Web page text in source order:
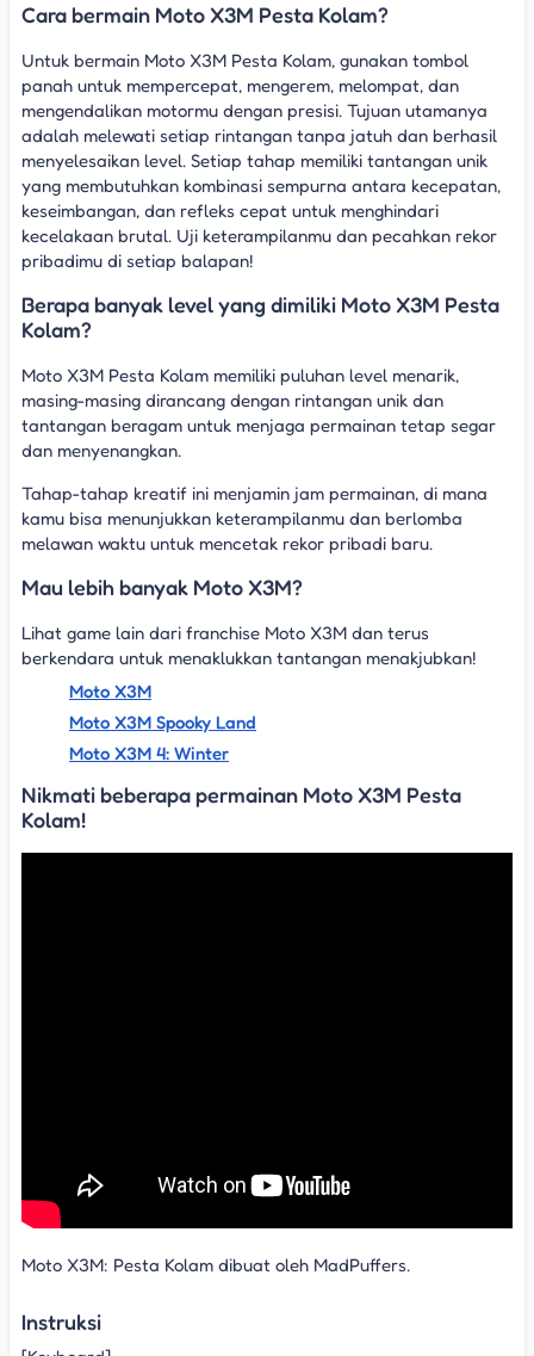
Cara bermain Moto X3M Pesta Kolam?
Untuk bermain Moto X3M Pesta Kolam, gunakan tombol
panah untuk mempercepat, mengerem, melompat, dan
mengendalikan motormu dengan presisi. Tujuan utamanya
adalah melewati setiap rintangan tanpa jatuh dan berhasil
menyelesaikan level. Setiap tahap memiliki tantangan unik
yang membutuhkan kombinasi sempurna antara kecepatan,
keseimbangan, dan refleks cepat untuk menghindari
kecelakaan brutal. Uji keterampilanmu dan pecahkan rekor
pribadimu di setiap balapan!
Berapa banyak level yang dimiliki Moto X3M Pesta
Kolam?
Moto X3M Pesta Kolam memiliki puluhan level menarik,
masing-masing dirancang dengan rintangan unik dan
tantangan beragam untuk menjaga permainan tetap segar
dan menyenangkan.
Tahap-tahap kreatif ini menjamin jam permainan, di mana
kamu bisa menunjukkan keterampilanmu dan berlomba
melawan waktu untuk mencetak rekor pribadi baru.
Mau lebih banyak Moto X3M?
Lihat game lain dari franchise Moto X3M dan terus
berkendara untuk menaklukkan tantangan menakjubkan!
Moto X3M
Moto X3M Spooky Land
Moto X3M 4: Winter
Nikmati beberapa permainan Moto X3M Pesta
Kolam!
Moto X3M: Pesta Kolam dibuat oleh MadPuffers.
Instruksi